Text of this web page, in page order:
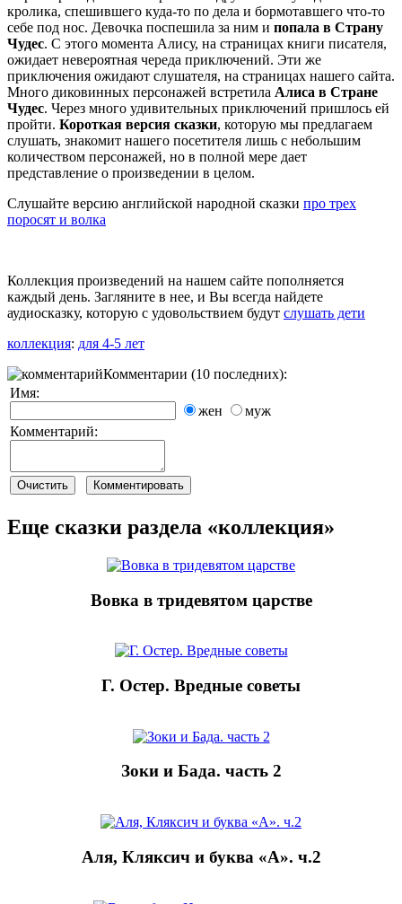
кролика, спешившего куда-то по дела и бормотавшего что-то
себе под нос. Девочка поспешила за ним и попала в Страну
Чудес. С этого момента Алису, на страницах книги писателя,
ожидает невероятная череда приключений. Эти же
приключения ожидают слушателя, на страницах нашего сайта.
Много диковинных персонажей встретила Алиса в Стране
Чудес. Через много удивительных приключений пришлось ей
пройти. Короткая версия сказки, которую мы предлагаем
слушать, знакомит нашего посетителя лишь с небольшим
количеством персонажей, но в полной мере дает
представление о произведении в целом.
Слушайте версию английской народной сказки про трех
поросят и волка
Коллекция произведений на нашем сайте пополняется
каждый день. Загляните в нее, и Вы всегда найдете
аудиосказку, которую с удовольствием будут слушать дети
коллекция: для 4-5 лет
Комментарии (10 последних):
Имя:
жен
муж
Комментарий:
Еще сказки раздела «коллекция»
Вовка в тридевятом царстве
Г. Остер. Вредные советы
Зоки и Бада. часть 2
Аля, Кляксич и буква «А». ч.2